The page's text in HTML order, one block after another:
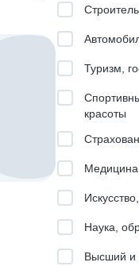
Туризм,
красоты
Наука,
Высший и